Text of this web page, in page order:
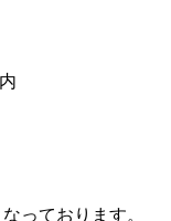
っております。